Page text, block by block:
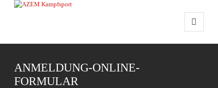
ANMELDUNG-ONLINE-
FORMULAR